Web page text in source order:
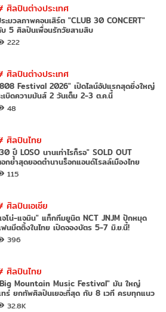
ศิลปินต่างประเทศ
ะมวลภาพคอนเสิร์ต "CLUB 30 CONCERT"
5 ศิลปินเพื่อนรักวัยสามสิบ
222
ศิลปินต่างประเทศ
Festival 2026" เปิดไลน์อัปแรกสุดยิ่งใหญ่
เบิดความมันส์ 2 วันเต็ม 2-3 ต.ค.นี้
48
ศิลปินไทย
ปี LOSO นานเท่าไรก็รอ" SOLD OUT
กย้ำสุดยอดตำนานร็อกแอนด์โรลล์เมืองไทย
115
ศิลปินเอเชีย
จโน่-แจมิน" แท็กทีมยูนิต NCT JNJM ปักหมุด
นมีตติ้งในไทย เปิดจองบัตร 5-7 มิ.ย.นี้!
396
ศิลปินไทย
Mountain Music Festival" มัน ใหญ่
ร่ ยกทัพศิลปินเยอะที่สุด กับ 8 เวที ครบทุกแนว
32.8K